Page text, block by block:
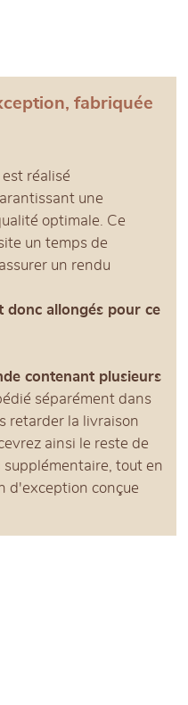
fabriquée
réalisé
une
optimale. Ce
un temps de
un rendu
donc allongés pour ce
contenant plusieurs
séparément dans
retarder la livraison
ainsi le reste de
tout en
d'exception conçue